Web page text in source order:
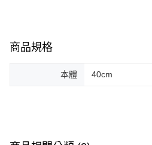
商品規格
本體 40cm